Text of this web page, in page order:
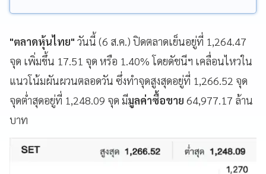
"ตลาดหุ้นไทย" วันนี้ (6 ส.ค.) ปิดตลาดเย็นอยู่ที่ 1,264.47
จุด เพิ่มขึ้น 17.51 จุด หรือ 1.40% โดยดัชนีฯ เคลื่อนไหวใน
แนวโน้มผันผวนตลอดวัน ซึ่งทำจุดสูงสุดอยู่ที่ 1,266.52 จุด
จุดต่ำสุดอยู่ที่ 1,248.09 จุด มีมูลค่าซื้อขาย 64,977.17 ล้าน
บาท